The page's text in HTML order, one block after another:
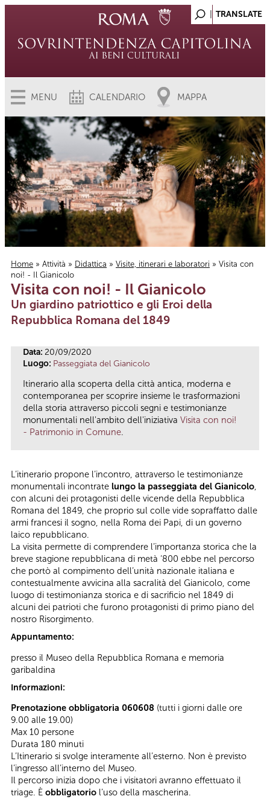
MENU CALENDARIO MAPPA
Tu sei qui
Home » Attività » Didattica » Visite, itinerari e laboratori » Visita con
noi! - Il Gianicolo
Visita con noi! - Il Gianicolo
Un giardino patriottico e gli Eroi della
Repubblica Romana del 1849
Data: 20/09/2020
Luogo: Passeggiata del Gianicolo
Itinerario alla scoperta della città antica, moderna e
contemporanea per scoprire insieme le trasformazioni
della storia attraverso piccoli segni e testimonianze
monumentali nell'ambito dell'iniziativa Visita con noi!
- Patrimonio in Comune.
L’itinerario propone l’incontro, attraverso le testimonianze
monumentali incontrate lungo la passeggiata del Gianicolo,
con alcuni dei protagonisti delle vicende della Repubblica
Romana del 1849, che proprio sul colle vide sopraffatto dalle
armi francesi il sogno, nella Roma dei Papi, di un governo
laico repubblicano.
La visita permette di comprendere l’importanza storica che la
breve stagione repubblicana di metà ‘800 ebbe nel percorso
che portò al compimento dell’unità nazionale italiana e
contestualmente avvicina alla sacralità del Gianicolo, come
luogo di testimonianza storica e di sacrificio nel 1849 di
alcuni dei patrioti che furono protagonisti di primo piano del
nostro Risorgimento.
Appuntamento:
presso il Museo della Repubblica Romana e memoria
garibaldina
Informazioni:
Prenotazione obbligatoria 060608 (tutti i giorni dalle ore
9.00 alle 19.00)
Max 10 persone
Durata 180 minuti
L’Itinerario si svolge interamente all’esterno. Non è previsto
l’ingresso all’interno del Museo.
Il percorso inizia dopo che i visitatori avranno effettuato il
triage. È obbligatorio l’uso della mascherina.